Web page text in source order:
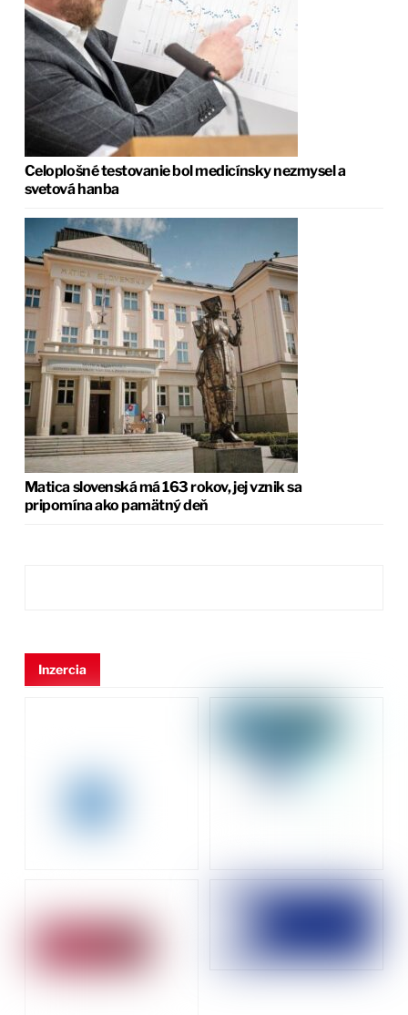
Celoplošné testovanie bol medicínsky nezmysel a
svetová hanba
Matica slovenská má 163 rokov, jej vznik sa
pripomína ako pamätný deň
Inzercia